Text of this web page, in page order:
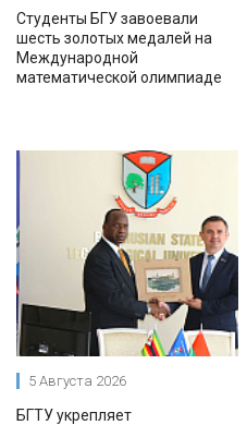
Студенты БГУ завоевали
шесть золотых медалей на
Международной
математической олимпиаде
5 Августа 2026
БГТУ укрепляет